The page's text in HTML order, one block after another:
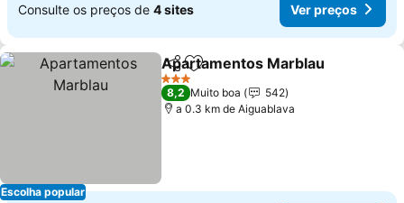
Consulte os preços de 4 sites Ver preços
Escolha popular
PartilharAdicionar aos favoritos
Apartamentos Marblau
3 Estrelas
8,2 Muito boa
542
a 0.3 km de Aiguablava